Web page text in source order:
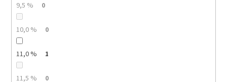
obsahu
cukru
Dárkové
vína
Delikatesy
9,5 % 0
10,0 % 0
11,0 % 1
11,5 % 0